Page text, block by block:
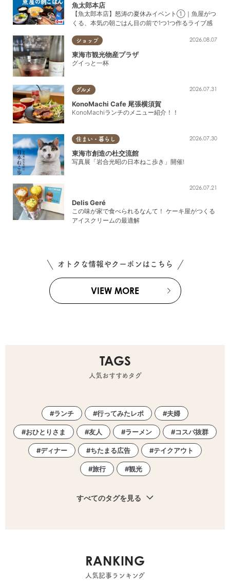
魚太郎本店
【魚太郎本店】怒涛の夏休みイベント①｜魚屋がつ
くる、本気の朝ごはん目の前で1つ1つ作るライブ感
ショップ 2026.08.07
東海市観光物産プラザ
グイっと一杯
グルメ 2026.07.31
KonoMachi Cafe 尾張横須賀
KonoMachiランチのメニュー紹介！！
住まい・暮らし 2026.07.30
東海市創造の杜交流館
写真展「岩合光昭の日本ねこ歩き」開催!
2026.07.21
Delis Geré
この味が家で食べられるなんて！ ケーキ屋がつくる
アイスクリームの最適解
オトクな情報やクーポンはこちら
VIEW MORE
TAGS
人気おすすめタグ
ランチ 行ってみたレポ 夫婦
おひとりさま 友人 ラーメン コスパ抜群
ディナー ちたまる広告 テイクアウト
旅行 観光
すべてのタグを見る
RANKING
人気記事ランキング